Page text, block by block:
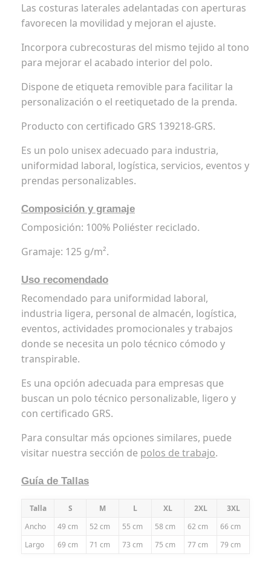
Las costuras laterales adelantadas con aperturas
favorecen la movilidad y mejoran el ajuste.
Incorpora cubrecosturas del mismo tejido al tono
para mejorar el acabado interior del polo.
Dispone de etiqueta removible para facilitar la
personalización o el reetiquetado de la prenda.
Producto con certificado GRS 139218-GRS.
Es un polo unisex adecuado para industria,
uniformidad laboral, logística, servicios, eventos y
prendas personalizables.
Composición y gramaje
Composición: 100% Poliéster reciclado.
Gramaje: 125 g/m².
Uso recomendado
Recomendado para uniformidad laboral,
industria ligera, personal de almacén, logística,
eventos, actividades promocionales y trabajos
donde se necesita un polo técnico cómodo y
transpirable.
Es una opción adecuada para empresas que
buscan un polo técnico personalizable, ligero y
con certificado GRS.
Para consultar más opciones similares, puede
visitar nuestra sección de polos de trabajo.
Guía de Tallas
Talla S M L XL 2XL
3XL
Ancho
49 cm 52 cm 55 cm 58 cm 62 cm
66 cm
Largo
69 cm 71 cm 73 cm 75 cm 77 cm 79 cm